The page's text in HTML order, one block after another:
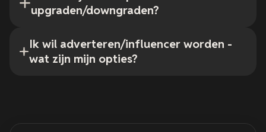
upgraden/downgraden?
Ik wil adverteren/influencer worden -
wat zijn mijn opties?